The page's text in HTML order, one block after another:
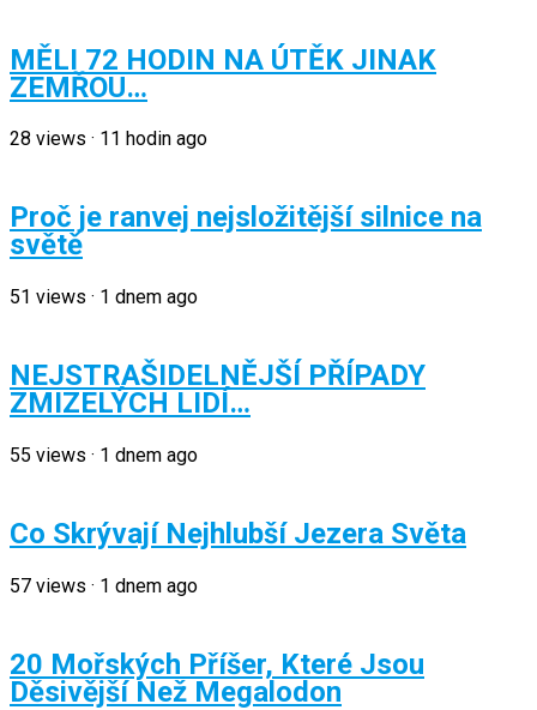
MĚLI 72 HODIN NA ÚTĚK JINAK
ZEMŘOU…
28 views · 11 hodin ago
Proč je ranvej nejsložitější silnice na
světě
51 views · 1 dnem ago
NEJSTRAŠIDELNĚJŠÍ PŘÍPADY
ZMIZELÝCH LIDÍ…
55 views · 1 dnem ago
Co Skrývají Nejhlubší Jezera Světa
57 views · 1 dnem ago
20 Mořských Příšer, Které Jsou
Děsivější Než Megalodon